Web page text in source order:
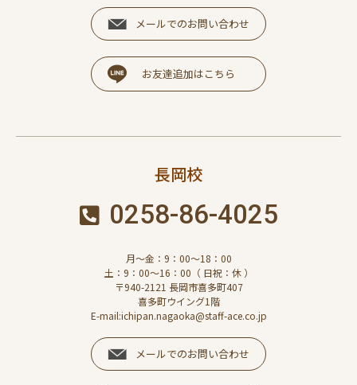
メールでのお問い合わせ
お友達追加はこちら
長岡校
0258-86-4025
月～金：9：00～18：00
土：9：00～16：00（ 日祝：休 ）
〒940-2121 長岡市喜多町407
喜多町ウイング1階
E-mail:ichipan.nagaoka@staff-ace.co.jp
メールでのお問い合わせ